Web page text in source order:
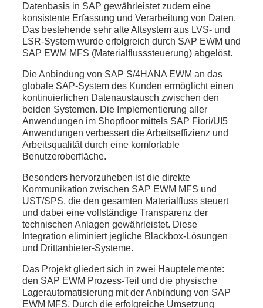
Datenbasis in SAP gewährleistet zudem eine
konsistente Erfassung und Verarbeitung von Daten.
Das bestehende sehr alte Altsystem aus LVS- und
LSR-System wurde erfolgreich durch SAP EWM und
SAP EWM MFS (Materialflusssteuerung) abgelöst.
Die Anbindung von SAP S/4HANA EWM an das
globale SAP-System des Kunden ermöglicht einen
kontinuierlichen Datenaustausch zwischen den
beiden Systemen. Die Implementierung aller
Anwendungen im Shopfloor mittels SAP Fiori/UI5
Anwendungen verbessert die Arbeitseffizienz und
Arbeitsqualität durch eine komfortable
Benutzeroberfläche.
Besonders hervorzuheben ist die direkte
Kommunikation zwischen SAP EWM MFS und
UST/SPS, die den gesamten Materialfluss steuert
und dabei eine vollständige Transparenz der
technischen Anlagen gewährleistet. Diese
Integration eliminiert jegliche Blackbox-Lösungen
und Drittanbieter-Systeme.
Das Projekt gliedert sich in zwei Hauptelemente:
den SAP EWM Prozess-Teil und die physische
Lagerautomatisierung mit der Anbindung von SAP
EWM MFS. Durch die erfolgreiche Umsetzung